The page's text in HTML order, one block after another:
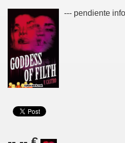
--- pendiente